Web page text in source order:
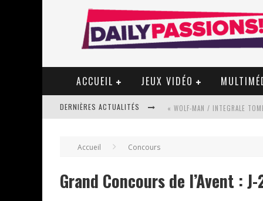
ACCUEIL JEUX VIDÉO
DERNIÈRES ACTUALITÉS « WOLF-MAN / INTEGRALE
Accueil Concours
Grand Concours de l’Avent :